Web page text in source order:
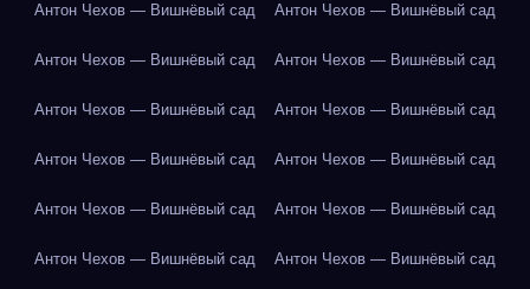
Антон Чехов — Вишнёвый сад Антон Чехов — Вишнёвый сад
Антон Чехов — Вишнёвый сад Антон Чехов — Вишнёвый сад
Антон Чехов — Вишнёвый сад Антон Чехов — Вишнёвый сад
Антон Чехов — Вишнёвый сад Антон Чехов — Вишнёвый сад
Антон Чехов — Вишнёвый сад Антон Чехов — Вишнёвый сад
Антон Чехов — Вишнёвый сад Антон Чехов — Вишнёвый сад